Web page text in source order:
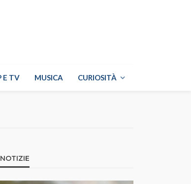
E TV MUSICA CURIOSITÀ